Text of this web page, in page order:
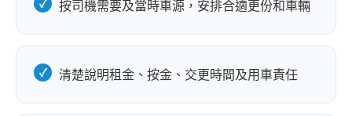
按司機需要及當時車源，安排合適更份和車輛
清楚說明租金、按金、交更時間及用車責任